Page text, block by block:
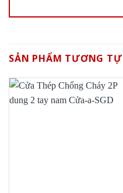
SẢN PHẨM TƯƠNG TỰ